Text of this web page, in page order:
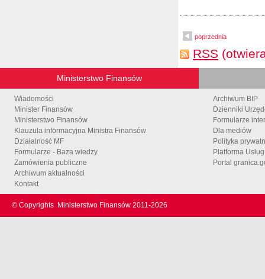
poprzednia
RSS
Ministerstwo Finansów
Wiadomości
Minister Finansów
Ministerstwo Finansów
Klauzula informacyjna Ministra Finansów
Działalność MF
Formularze - Baza wiedzy
Zamówienia publiczne
Archiwum aktualności
Kontakt
Archiwum BIP
Dzienniki
Formularze
Dla mediów
Polityka
Platforma
Portal
© Copyrights Ministerstwo Finansów 2011-2026